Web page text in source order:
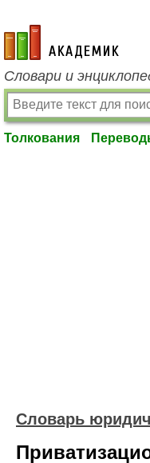
academic.ru
Словари и
Толкования
Словарь